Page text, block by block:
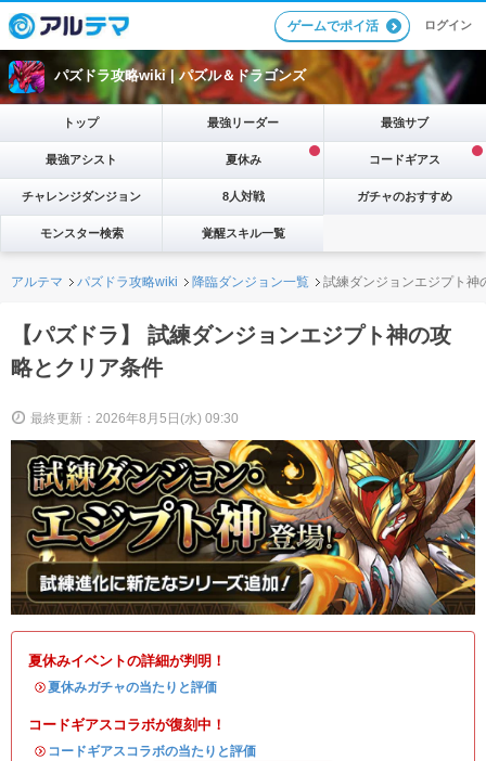
ゲームでポイ活 ログイン
パズドラ攻略wiki |パズル＆ドラゴンズ
トップ 最強リーダー 最強サブ
最強アシスト 夏休み コードギアス
チャレンジダンジョン 8人対戦 ガチャのおすすめ
モンスター検索 覚醒スキル一覧
アルテマ パズドラ攻略wiki 降臨ダンジョン一覧 試練ダンジョンエジプト神
【パズドラ】 試練ダンジョンエジプト神の攻
略とクリア条件
最終更新：2026年8月5日(水) 09:30
夏休みイベントの詳細が判明！
・夏休みガチャの当たりと評価
コードギアスコラボが復刻中！
・ コードギアスコラボの当たりと評価